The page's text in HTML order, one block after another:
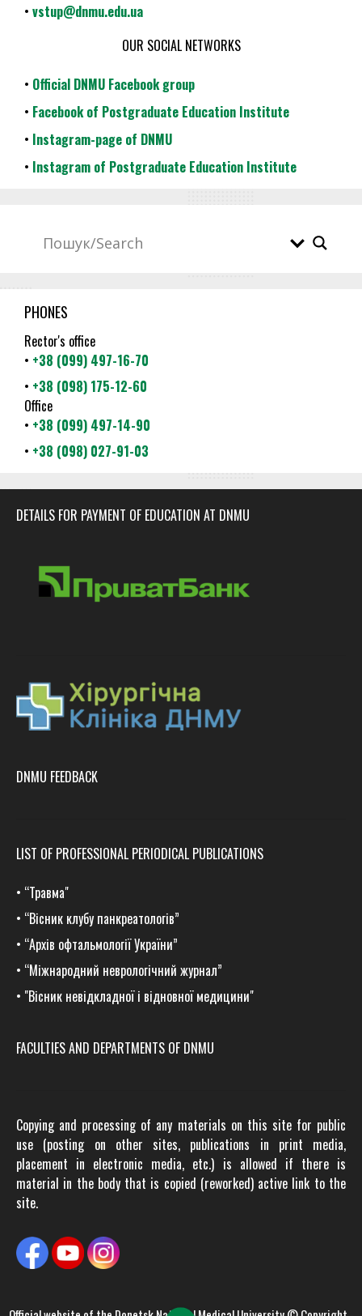
• vstup@dnmu.edu.ua
OUR SOCIAL NETWORKS
• Official DNMU Facebook group
• Facebook of Postgraduate Education Institute
• Instagram-page of DNMU
• Instagram of Postgraduate Education Institute
PHONES
Rector's office
• +38 (099) 497-16-70
• +38 (098) 175-12-60
Office
• +38 (099) 497-14-90
• +38 (098) 027-91-03
DETAILS FOR PAYMENT OF EDUCATION AT DNMU
DNMU FEEDBACK
LIST OF PROFESSIONAL PERIODICAL PUBLICATIONS
• “Травма"
• “Вісник клубу панкреатологів”
• “Архів офтальмології України”
• “Міжнародний неврологічний журнал”
• "Вісник невідкладної і відновної медицини"
FACULTIES AND DEPARTMENTS OF DNMU
Copying and processing of any materials on this site for public
use (posting on other sites, publications in print media,
placement in electronic media, etc.) is allowed if there is
material in the body that is copied (reworked) active link to the
site.